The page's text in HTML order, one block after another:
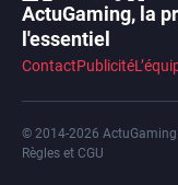
ActuGaming, la
l'essentiel
ContactPublicité
© 2014-2026
Règles et CGU